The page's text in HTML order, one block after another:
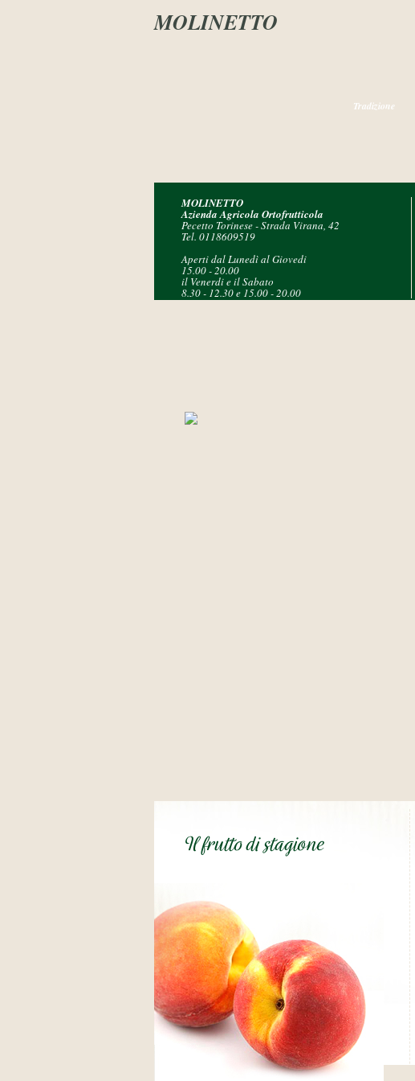
MOLINETTO
Tradizione
MOLINETTO
Azienda Agricola Ortofrutticola
Pecetto Torinese - Strada Virana, 42
Tel. 0118609519
Aperti dal Lunedì al Giovedi
15.00 - 20.00
il Venerdi e il Sabato
8.30 - 12.30 e 15.00 - 20.00
Il frutto di stagione